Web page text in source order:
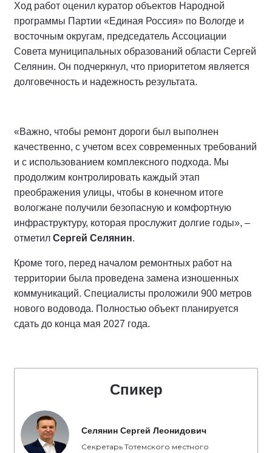
Ход работ оценил куратор объектов Народной
программы Партии «Единая Россия» по Вологде и
восточным округам, председатель Ассоциации
Совета муниципальных образований области Сергей
Селянин. Он подчеркнул, что приоритетом является
долговечность и надежность результата.
«Важно, чтобы ремонт дороги был выполнен
качественно, с учетом всех современных требований
и с использованием комплексного подхода. Мы
продолжим контролировать каждый этап
преображения улицы, чтобы в конечном итоге
вологжане получили безопасную и комфортную
инфраструктуру, которая прослужит долгие годы», –
отметил Сергей Селянин.
Кроме того, перед началом ремонтных работ на
территории была проведена замена изношенных
коммуникаций. Специалисты проложили 900 метров
нового водовода. Полностью объект планируется
сдать до конца мая 2027 года.
Спикер
Селянин Сергей Леонидович
Секретарь Тотемского местного